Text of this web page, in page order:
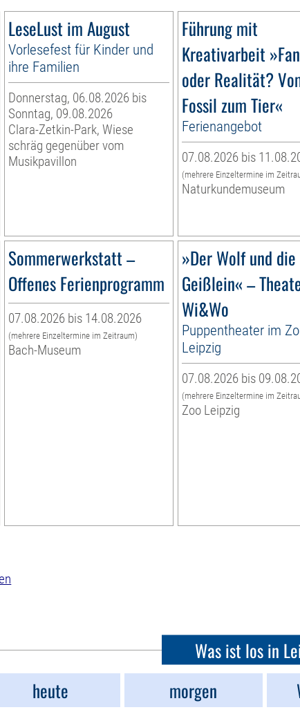
LeseLust im August
Vorlesefest für Kinder und
ihre Familien
Donnerstag, 06.08.2026 bis
Sonntag, 09.08.2026
Clara-Zetkin-Park, Wiese
schräg gegenüber vom
Musikpavillon
Führung mit
Kreativarbeit
oder Realität?
Fossil zum Tier«
Ferienangebot
07.08.2026 bis
(mehrere Einzeltermine im
Naturkundemuseum
Sommerwerkstatt –
Offenes Ferienprogramm
07.08.2026 bis 14.08.2026
(mehrere Einzeltermine im Zeitraum)
Bach-Museum
»Der Wolf und
Geißlein« –
Wi&Wo
Puppentheater im
Leipzig
07.08.2026 bis
(mehrere Einzeltermine im
Zoo Leipzig
Was ist los in
heute morgen